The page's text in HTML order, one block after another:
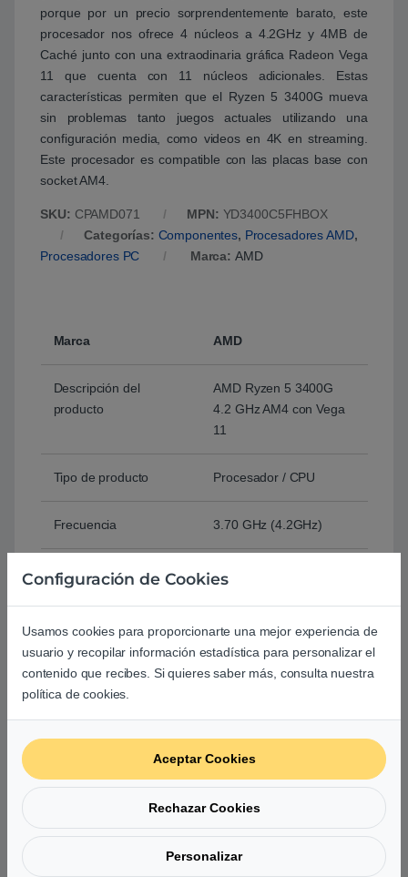
porque por un precio sorprendentemente barato, este
procesador nos ofrece 4 núcleos a 4.2GHz y 4MB de
Caché junto con una extraodinaria gráfica Radeon Vega
11 que cuenta con 11 núcleos adicionales. Estas
características permiten que el Ryzen 5 3400G mueva
sin problemas tanto juegos actuales utilizando una
configuración media, como videos en 4K en streaming.
Este procesador es compatible con las placas base con
socket AM4.
SKU: CPAMD071 MPN: YD3400C5FHBOX
Categorías: Componentes, Procesadores AMD,
Procesadores PC
Marca: AMD
Marca AMD
Descripción del
producto
AMD Ryzen 5 3400G
4.2 GHz AM4 con Vega
11
Tipo de producto Procesador / CPU
Frecuencia 3.70 GHz (4.2GHz)
Núcleos
Tamaño 12 nm
Consumo TDP 65 W
Comprar AMD Ryzen 5 3400G 4.2 GHz AM4 con Vega 11
– Procesador
Configuración de Cookies
Usamos cookies para proporcionarte una mejor experiencia de
usuario y recopilar información estadística para personalizar el
contenido que recibes. Si quieres saber más, consulta nuestra
política de cookies.
Aceptar Cookies
Rechazar Cookies
Personalizar